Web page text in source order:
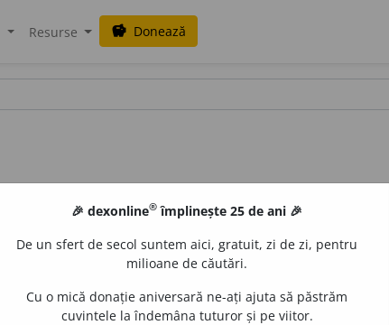
Resurse savings Donează
🎉 dexonline® împlinește 25 de ani 🎉
De un sfert de secol suntem aici, gratuit, zi de zi, pentru
milioane de căutări.
Cu o mică donație aniversară ne-ați ajuta să păstrăm
cuvintele la îndemâna tuturor și pe viitor.